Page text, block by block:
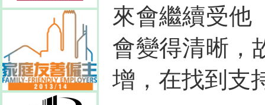
來會繼續受他
會變得清晰，
增，在找到支